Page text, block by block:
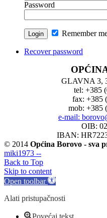
Password
Remember
Recover password
GLAVNA 3,
tel: +385
fax: +385
mob: +385
e-mail:
OIB:
IBAN:
© 2014 Općina Borovo - sva
miki1973 --
Back to Top
Skip to content
Open toolbar
Alati pristupačnosti